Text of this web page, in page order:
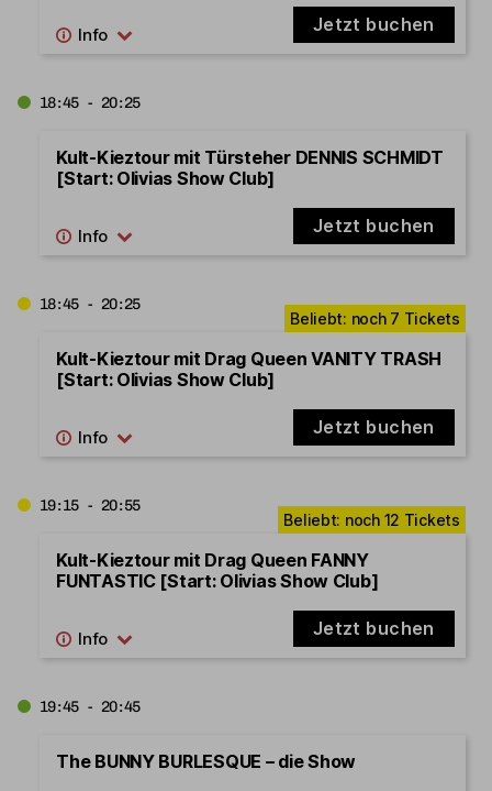
Jetzt buchen
18:45 - 20:25
Kult-Kieztour mit Türsteher DENNIS SCHMIDT
[Start: Olivias Show Club]
Jetzt buchen
18:45 - 20:25
Kult-Kieztour mit Drag Queen VANITY TRASH
[Start: Olivias Show Club]
Jetzt buchen
19:15 - 20:55
Kult-Kieztour mit Drag Queen FANNY
FUNTASTIC [Start: Olivias Show Club]
Jetzt buchen
19:45 - 20:45
The BUNNY BURLESQUE – die Show